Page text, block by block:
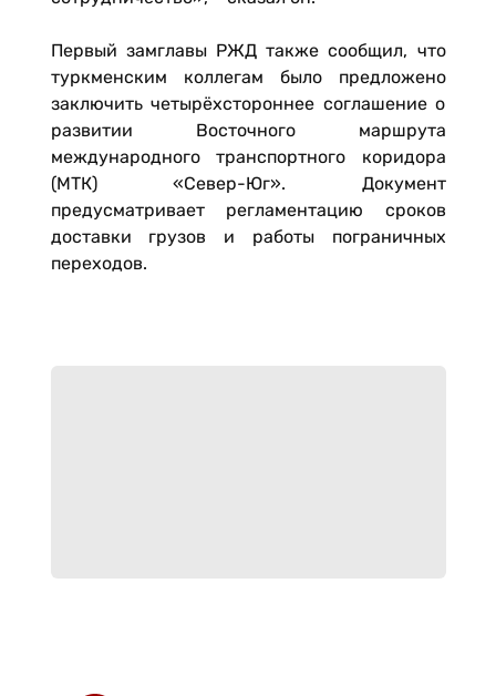
Первый замглавы РЖД также сообщил, что
туркменским коллегам было предложено
заключить четырёхстороннее соглашение о
развитии Восточного маршрута
международного транспортного коридора
(МТК) «Север-Юг». Документ
предусматривает регламентацию сроков
доставки грузов и работы пограничных
переходов.